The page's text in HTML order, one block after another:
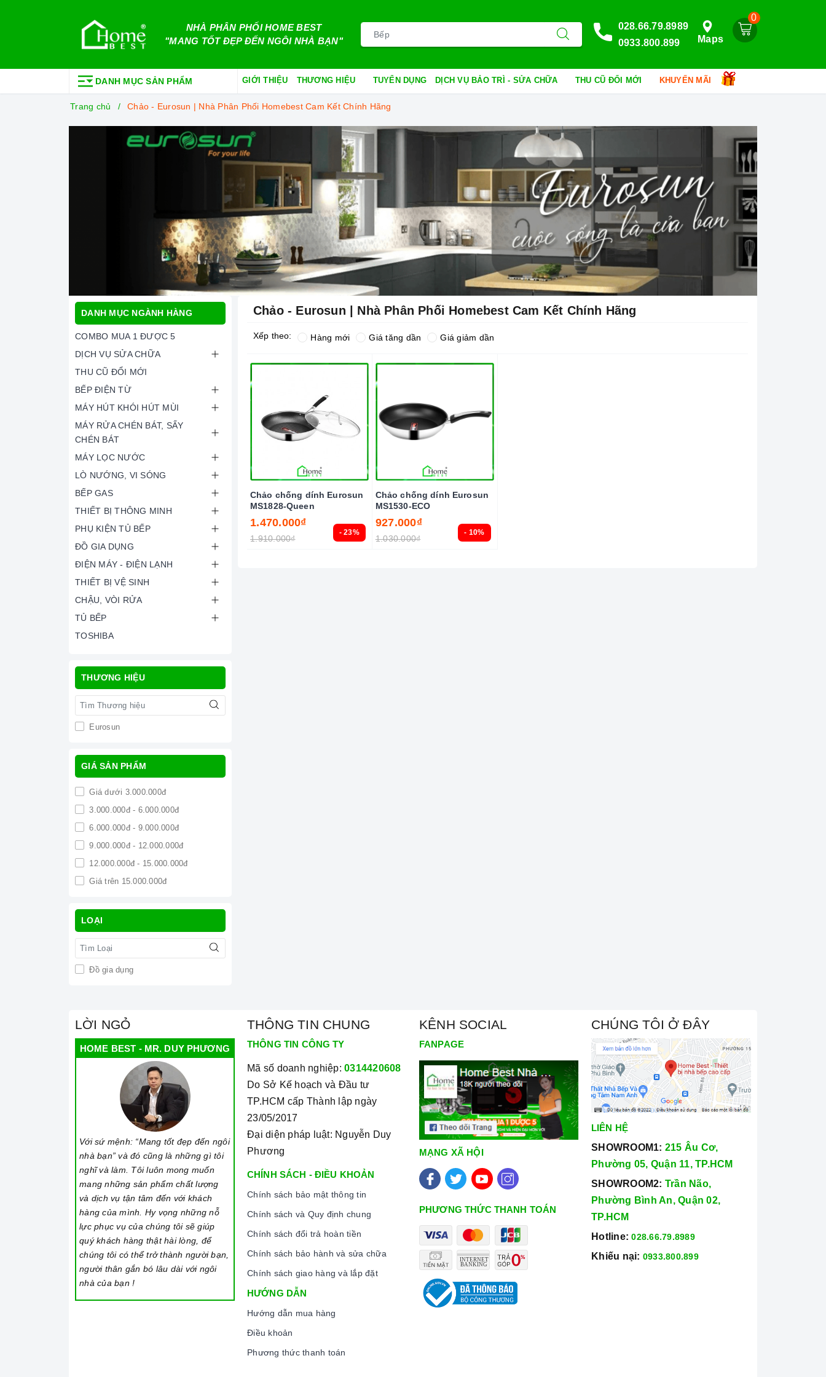
NHÀ PHÂN PHỐI HOME BEST
"MANG TỐT ĐẸP ĐẾN NGÔI NHÀ BẠN"
0
Maps
028.66.79.8989
0933.800.899
DANH MỤC SẢN PHẨM GIỚI THIỆU THƯƠNG HIỆU TUYỂN DỤNG DỊCH VỤ BẢO TRÌ - SỬA CHỮA THU CŨ ĐỔI MỚI KHUYẾN MÃI
Trang chủ Chảo - Eurosun | Nhà Phân Phối Homebest Cam Kết Chính Hãng
DANH MỤC NGÀNH HÀNG
COMBO MUA 1 ĐƯỢC 5
DỊCH VỤ SỬA CHỮA
THU CŨ ĐỔI MỚI
BẾP ĐIỆN TỪ
MÁY HÚT KHÓI HÚT MÙI
MÁY RỬA CHÉN BÁT, SẤY
CHÉN BÁT
MÁY LỌC NƯỚC
LÒ NƯỚNG, VI SÓNG
BẾP GAS
THIẾT BỊ THÔNG MINH
PHỤ KIỆN TỦ BẾP
ĐỒ GIA DỤNG
ĐIỆN MÁY - ĐIỆN LẠNH
THIẾT BỊ VỆ SINH
CHẬU, VÒI RỬA
TỦ BẾP
TOSHIBA
THƯƠNG HIỆU
Eurosun
GIÁ SẢN PHẨM
Giá dưới 3.000.000đ
3.000.000đ - 6.000.000đ
6.000.000đ - 9.000.000đ
9.000.000đ - 12.000.000đ
12.000.000đ - 15.000.000đ
Giá trên 15.000.000đ
LOẠI
Đồ gia dụng
Chảo - Eurosun | Nhà Phân Phối Homebest Cam Kết Chính Hãng
Xếp theo: Hàng mới Giá tăng dần Giá giảm dần
- 23%
Chảo chống dính Eurosun
MS1828-Queen
1.470.000₫
1.910.000₫
- 10%
Chảo chống dính Eurosun
MS1530-ECO
927.000₫
1.030.000₫
LỜI NGỎ
HOME BEST - MR. DUY PHƯƠNG
Với sứ mệnh: “Mang tốt đẹp đến ngôi
nhà bạn” và đó cũng là những gì tôi
nghĩ và làm. Tôi luôn mong muốn
mang những sản phẩm chất lượng
và dịch vụ tận tâm đến với khách
hàng của mình. Hy vọng những nỗ
lực phục vụ của chúng tôi sẽ giúp
quý khách hàng thật hài lòng, để
chúng tôi có thể trở thành người bạn,
người thân gắn bó lâu dài với ngôi
nhà của bạn !
THÔNG TIN CHUNG
THÔNG TIN CÔNG TY
Mã số doanh nghiệp: 0314420608
Do Sở Kế hoạch và Đầu tư
TP.HCM cấp Thành lập ngày
23/05/2017
Đại diện pháp luật: Nguyễn Duy
Phương
CHÍNH SÁCH - ĐIỀU KHOẢN
Chính sách bảo mật thông tin
Chính sách và Quy định chung
Chính sách đổi trả hoàn tiền
Chính sách bảo hành và sửa chữa
Chính sách giao hàng và lắp đặt
HƯỚNG DẪN
Hướng dẫn mua hàng
Điều khoản
Phương thức thanh toán
KÊNH SOCIAL
FANPAGE
MẠNG XÃ HỘI
PHƯƠNG THỨC THANH TOÁN
CHÚNG TÔI Ở ĐÂY
LIÊN HỆ
SHOWROOM1: 215 Âu Cơ,
Phường 05, Quận 11, TP.HCM
SHOWROOM2: Trần Não,
Phường Bình An, Quận 02,
TP.HCM
Hotline: 028.66.79.8989
Khiếu nại: 0933.800.899